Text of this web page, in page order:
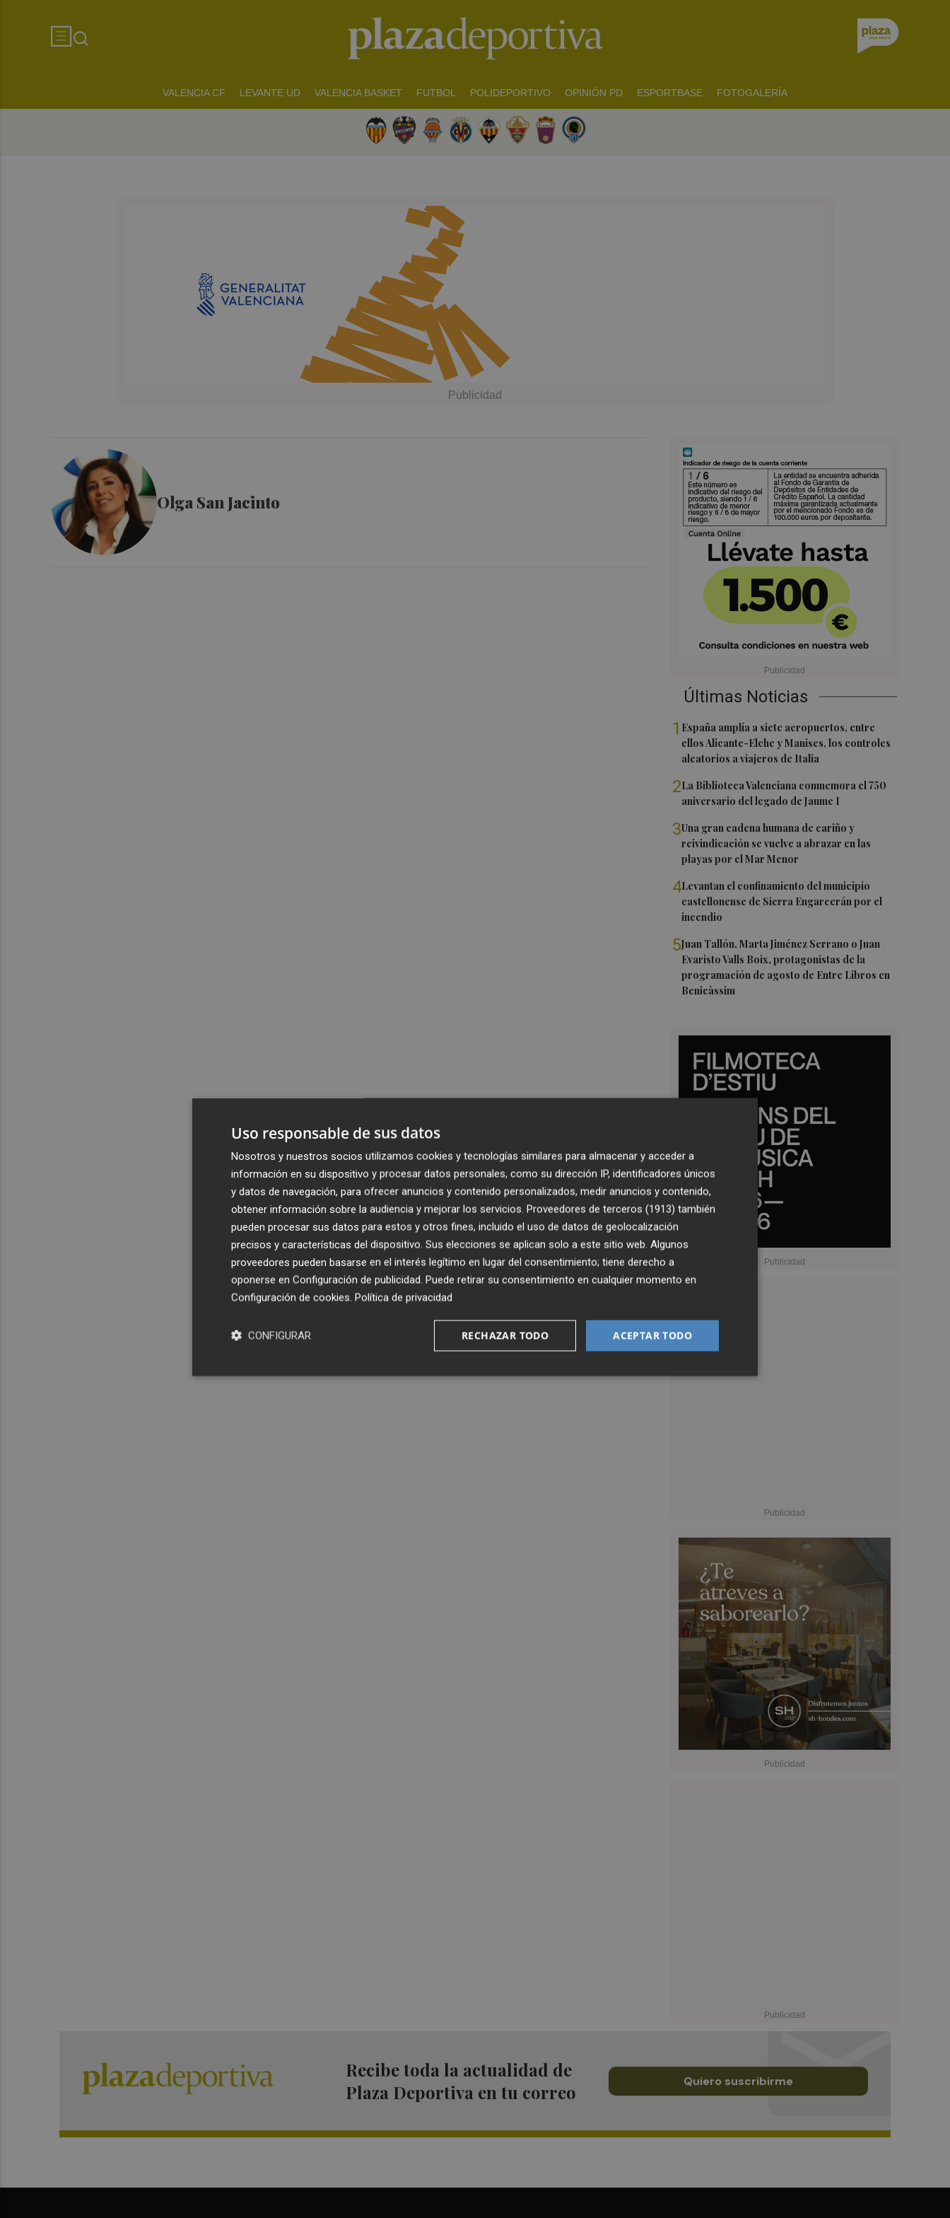
VALENCIA CF LEVANTE UD VALENCIA BASKET FUTBOL POLIDEPORTIVO OPINIÓN PD ESPORTBASE FOTOGALERÍA
Olga San Jacinto
Últimas Noticias
1 España amplía a siete aeropuertos, entre
ellos Alicante-Elche y Manises, los controles
aleatorios a viajeros de Italia
2La Biblioteca Valenciana conmemora el 750
aniversario del legado de Jaume I
3Una gran cadena humana de cariño y
reivindicación se vuelve a abrazar en las
playas por el Mar Menor
4Levantan el confinamiento del municipio
castellonense de Sierra Engarcerán por el
incendio
5Juan Tallón, Marta Jiménez Serrano o Juan
Evaristo Valls Boix, protagonistas de la
programación de agosto de Entre Libros en
Benicàssim
Recibe toda la actualidad de
Plaza Deportiva en tu correo
Quiero suscribirme
Uso responsable de sus datos
Nosotros y nuestros socios utilizamos cookies y tecnologías similares para almacenar y acceder a
información en su dispositivo y procesar datos personales, como su dirección IP, identificadores únicos
y datos de navegación, para ofrecer anuncios y contenido personalizados, medir anuncios y contenido,
obtener información sobre la audiencia y mejorar los servicios. Proveedores de terceros (1913) también
pueden procesar sus datos para estos y otros fines, incluido el uso de datos de geolocalización
precisos y características del dispositivo. Sus elecciones se aplican solo a este sitio web. Algunos
proveedores pueden basarse en el interés legítimo en lugar del consentimiento; tiene derecho a
oponerse en Configuración de publicidad. Puede retirar su consentimiento en cualquier momento en
Configuración de cookies. Política de privacidad
ACEPTAR TODO
RECHAZAR TODO
CONFIGURAR